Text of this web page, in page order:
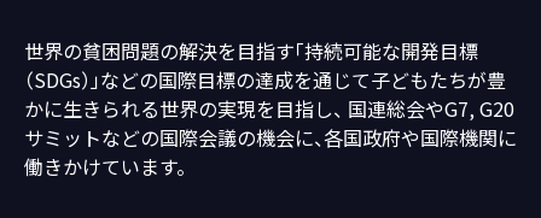
世界の貧困問題の解決を目指す「持続可能な開発目標
（SDGs）」などの国際目標の達成を通じて子どもたちが豊
かに生きられる世界の実現を目指し、 国連総会やG7, G20
サミットなどの国際会議の機会に、各国政府や国際機関に
働きかけています。